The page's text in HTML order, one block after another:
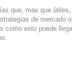
que, mas que
de mercado
como esto puede